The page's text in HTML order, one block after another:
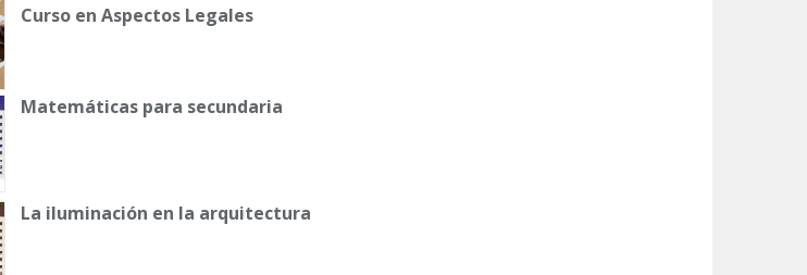
Curso en Aspectos Legales
Matemáticas para secundaria
La iluminación en la arquitectura